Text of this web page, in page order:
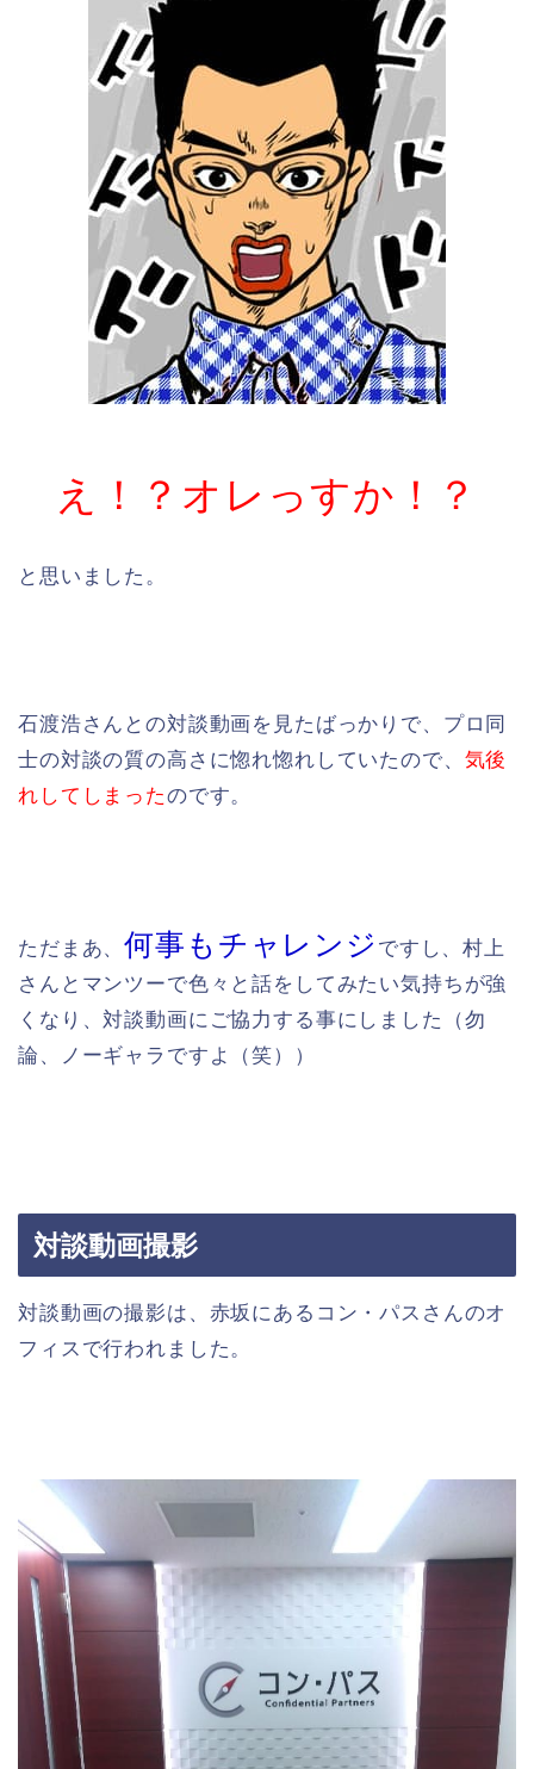
え！？オレっすか！？
と思いました。
石渡浩さんとの対談動画を見たばっかりで、プロ同
士の対談の質の高さに惚れ惚れしていたので、 気後
れしてしまったのです。
ただまあ、何事もチャレンジ ですし、村上
さんとマンツーで色々と話をしてみたい気持ちが強
くなり、対談動画にご協力する事にしました（勿
論、ノーギャラですよ（笑））
対談動画撮影
対談動画の撮影は、赤坂にあるコン・パスさんのオ
フィスで行われました。